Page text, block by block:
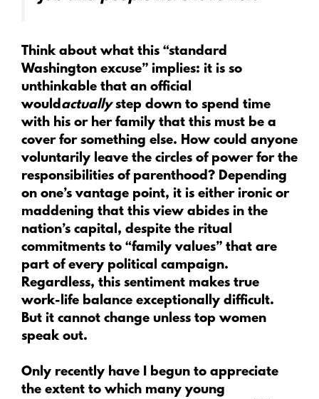
Think about what this “standard
Washington excuse” implies: it is so
unthinkable that an official
wouldactuallystep down to spend time
with his or her family that this must be a
cover for something else. How could anyone
voluntarily leave the circles of power for the
responsibilities of parenthood? Depending
on one’s vantage point, it is either ironic or
maddening that this view abides in the
nation’s capital, despite the ritual
commitments to “family values” that are
part of every political campaign.
Regardless, this sentiment makes true
work-life balance exceptionally difficult.
But it cannot change unless top women
speak out.
Only recently have I begun to appreciate
the extent to which many young